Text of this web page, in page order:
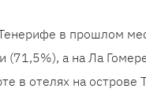
в прошлом
(71,5%), а на Ла
в отелях на острове